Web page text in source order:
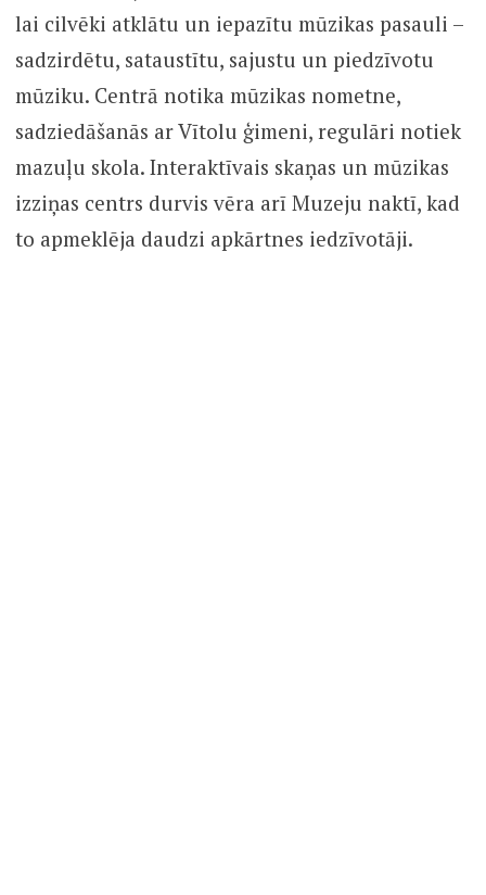
organizē produktu iegādi no bioloģiskajiem
zemniekiem.
Decembrī tika atklāts Interaktīvais skaņas un
mūzikas izziņas centrs, kur notiek nodarbības,
lai cilvēki atklātu un iepazītu mūzikas pasauli –
sadzirdētu, sataustītu, sajustu un piedzīvotu